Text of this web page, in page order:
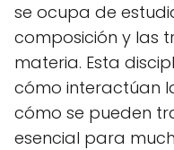
se ocupa de
composición y las
materia. Esta
cómo interactúan
cómo se pueden
esencial para